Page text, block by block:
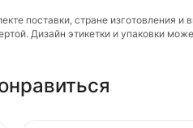
поставки, стране изготовления
Дизайн этикетки и упаковки